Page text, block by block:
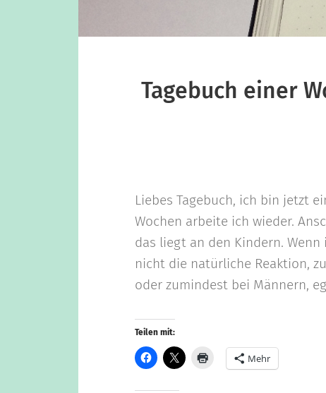
Tagebuch einer
Liebes Tagebuch, ich bin jetzt
Wochen arbeite ich wieder.
das liegt an den Kindern. Wenn
nicht die natürliche Reaktion,
oder zumindest bei Männern,
Teilen mit:
Mehr